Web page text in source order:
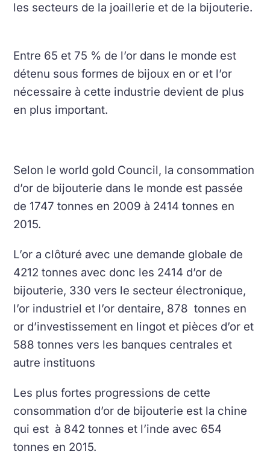
les secteurs de la joaillerie et de la bijouterie.
Entre 65 et 75 % de l’or dans le monde est
détenu sous formes de bijoux en or et l’or
nécessaire à cette industrie devient de plus
en plus important.
Selon le world gold Council, la consommation
d’or de bijouterie dans le monde est passée
de 1747 tonnes en 2009 à 2414 tonnes en
2015.
L’or a clôturé avec une demande globale de
4212 tonnes avec donc les 2414 d’or de
bijouterie, 330 vers le secteur électronique,
l’or industriel et l’or dentaire, 878 tonnes en
or d’investissement en lingot et pièces d’or et
588 tonnes vers les banques centrales et
autre instituons
Les plus fortes progressions de cette
consommation d’or de bijouterie est la chine
qui est à 842 tonnes et l’inde avec 654
tonnes en 2015.